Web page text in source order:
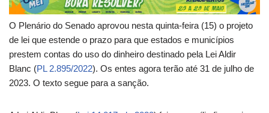
O Plenário do Senado aprovou nesta quinta-feira (15) o projeto
de lei que estende o prazo para que estados e municípios
prestem contas do uso do dinheiro destinado pela Lei Aldir
Blanc (PL 2.895/2022). Os entes agora terão até 31 de julho de
2023. O texto segue para a sanção.